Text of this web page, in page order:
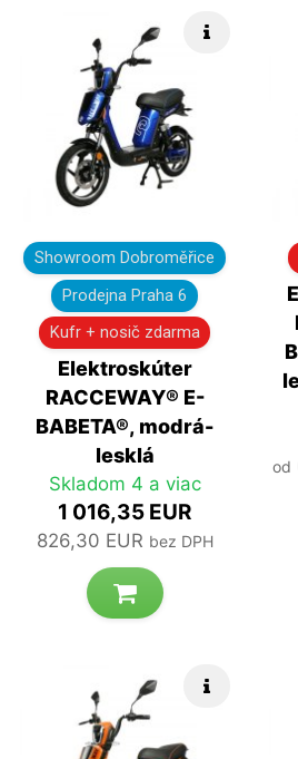
Showroom Dobroměřice
Prodejna Praha 6
Kufr + nosič zdarma
Elektroskúter
RACCEWAY® E-
BABETA®, modrá-
lesklá
Skladom 4 a viac
1 016,35 EUR
826,30 EUR bez DPH
od